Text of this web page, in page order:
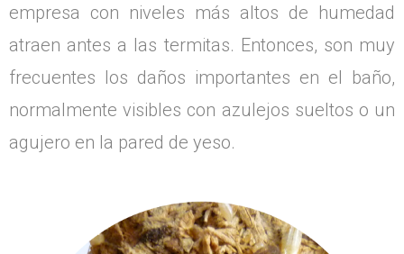
empresa con niveles más altos de humedad
atraen antes a las termitas. Entonces, son muy
frecuentes los daños importantes en el baño,
normalmente visibles con azulejos sueltos o un
agujero en la pared de yeso.